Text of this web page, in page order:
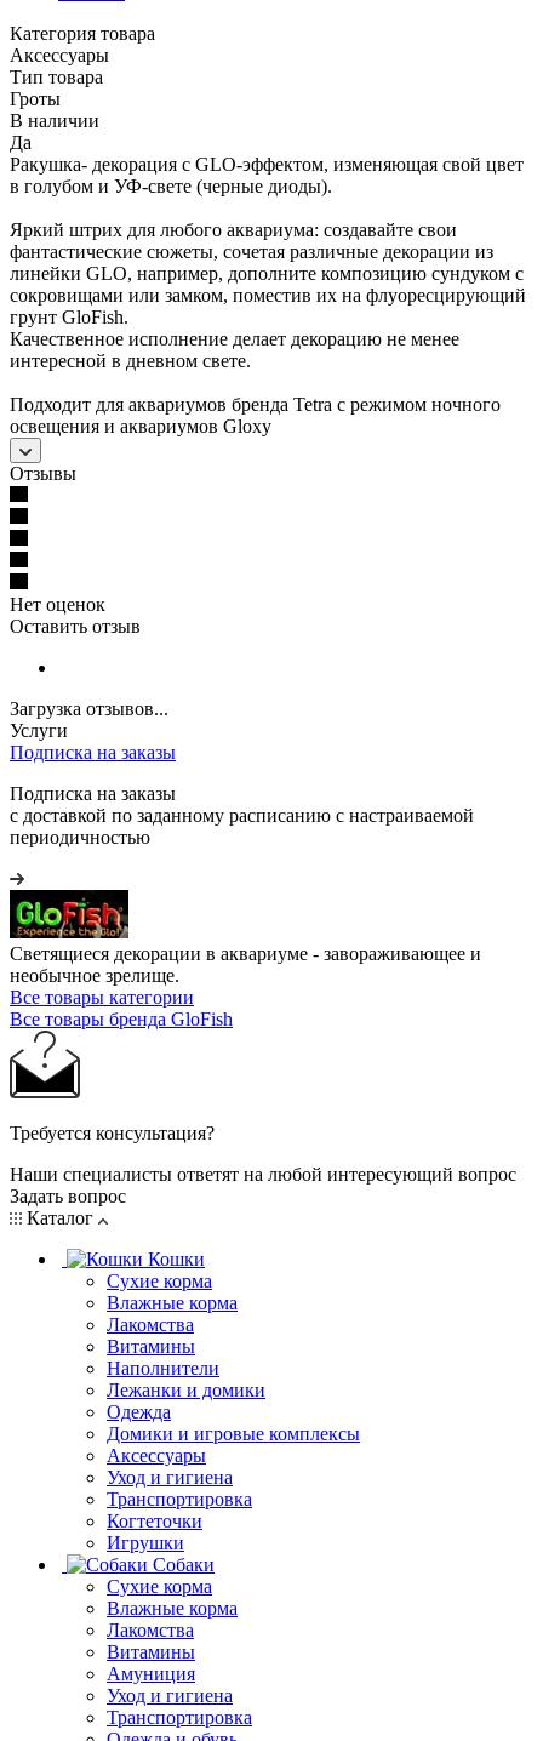
Категория товара
Аксессуары
Тип товара
Гроты
В наличии
Да
Ракушка- декорация с GLO-эффектом, изменяющая свой цвет
в голубом и УФ-свете (черные диоды).
Яркий штрих для любого аквариума: создавайте свои
фантастические сюжеты, сочетая различные декорации из
линейки GLO, например, дополните композицию сундуком с
сокровищами или замком, поместив их на флуоресцирующий
грунт GloFish.
Качественное исполнение делает декорацию не менее
интересной в дневном свете.
Подходит для аквариумов бренда Tetra c режимом ночного
освещения и аквариумов Gloxy
Отзывы
Нет оценок
Оставить отзыв
Загрузка отзывов...
Услуги
Подписка на заказы
Подписка на заказы
с доставкой по заданному расписанию с настраиваемой
периодичностью
Светящиеся декорации в аквариуме - завораживающее и
необычное зрелище.
Все товары категории
Все товары бренда GloFish
Требуется консультация?
Наши специалисты ответят на любой интересующий вопрос
Задать вопрос
Каталог
Кошки
Сухие корма
Влажные корма
Лакомства
Витамины
Наполнители
Лежанки и домики
Одежда
Домики и игровые комплексы
Аксессуары
Уход и гигиена
Транспортировка
Когтеточки
Игрушки
Собаки
Сухие корма
Влажные корма
Лакомства
Витамины
Амуниция
Уход и гигиена
Транспортировка